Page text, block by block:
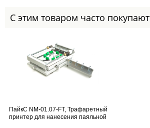
С этим товаром часто покупают
ПайкС NM-01.07-FT, Трафаретный
принтер для нанесения паяльной